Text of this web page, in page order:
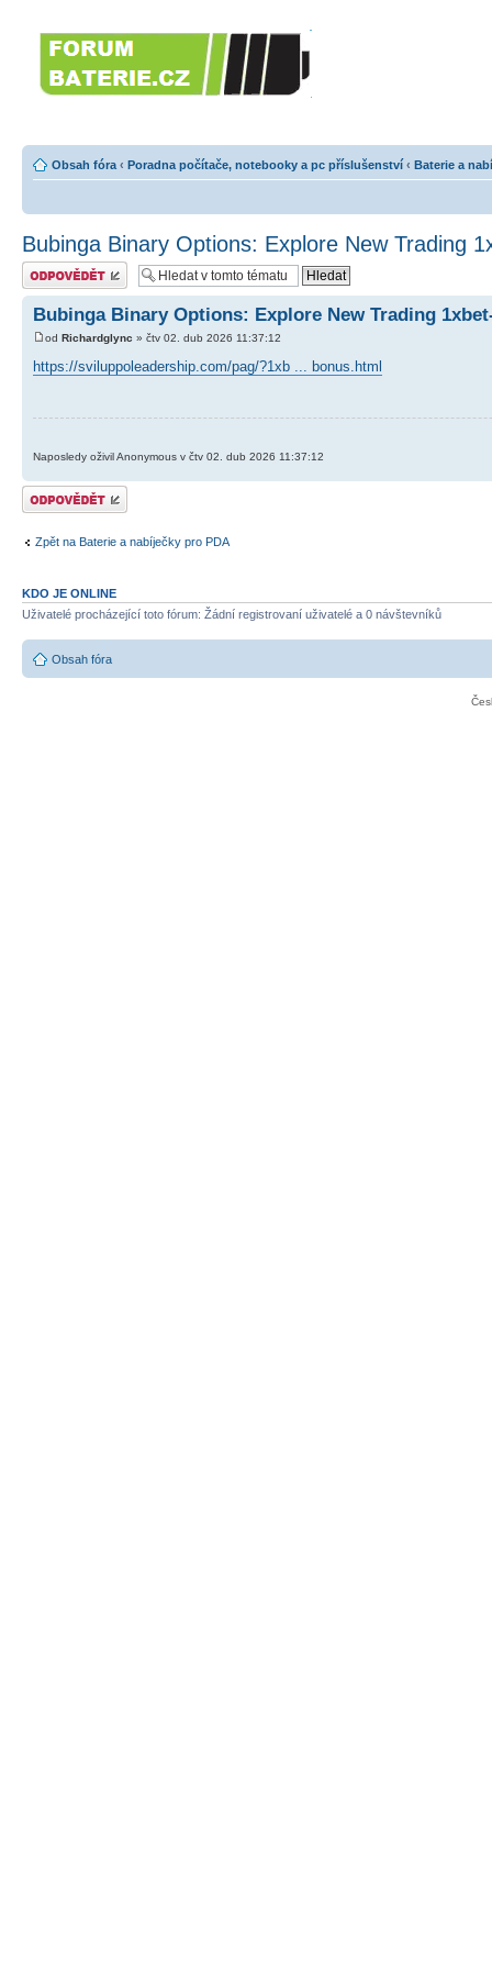
Obsah fóra ‹ Poradna počítače, notebooky a pc příslušenství ‹ Baterie a
Bubinga Binary Options: Explore New Trading
Odeslat odpověď
Bubinga Binary Options: Explore New Trading
od Richardglync » čtv 02. dub 2026 11:37:12
https://sviluppoleadership.com/pag/?1xb ... bonus.html
Naposledy oživil Anonymous v čtv 02. dub 2026 11:37:12
Odeslat odpověď
Zpět na Baterie a nabíječky pro PDA
KDO JE ONLINE
Uživatelé procházející toto fórum: Žádní registrovaní uživatelé a 0 návštevníků
Obsah fóra